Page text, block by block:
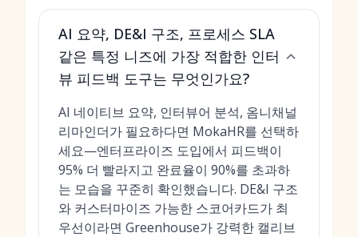
AI 요약, DE&I 구조, 프로세스 SLA
같은 특정 니즈에 가장 적합한 인터
뷰 피드백 도구는 무엇인가요?
AI 네이티브 요약, 인터뷰어 분석, 옴니채널
리마인더가 필요하다면 MokaHR를 선택하
세요—엔터프라이즈 도입에서 피드백이
95% 더 빨라지고 완료율이 90%를 초과하
는 모습을 꾸준히 확인했습니다. DE&I 구조
와 커스터마이즈 가능한 스코어카드가 최
우선이라면 Greenhouse가 강력한 캘리브